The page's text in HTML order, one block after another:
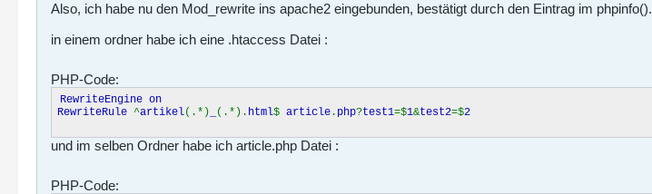
Also, ich habe nu den Mod_rewrite ins apache2 eingebunden, bestätigt durch den Eintrag im phpinfo().
in einem ordner habe ich eine .htaccess Datei :
PHP-Code:
RewriteEngine on
RewriteRule ^artikel(.*) (.*). html$ article . php?test1=$1&test2=$2
und im selben Ordner habe ich article.php Datei :
PHP-Code: